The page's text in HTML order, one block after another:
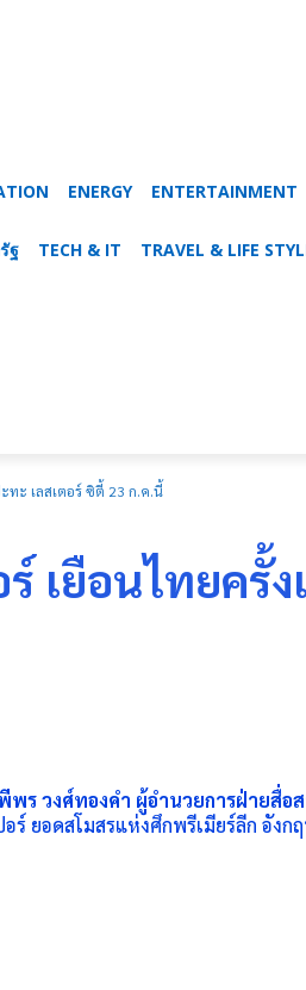
ENERGY ENTERTAINMENT
ฐ TECH & IT TRAVEL & LIFE
ทะ เลสเตอร์ ซิตี้ 23 ก.ค.นี้
เยือนไทยค
ร วงศ์ทองคำ ผู้อำนวยการฝ่ายสื่อส
ร์ ยอดสโมสรแห่งศึกพรีเมียร์ลีก อัง